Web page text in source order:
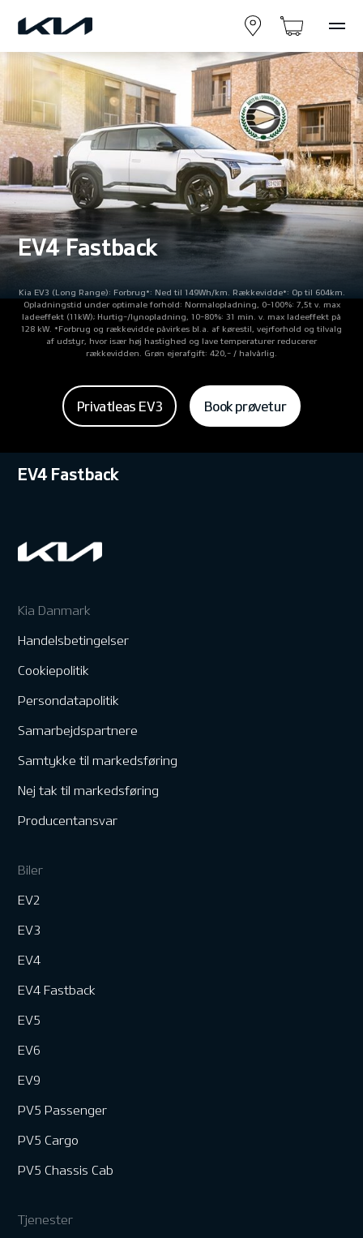
EV4 Fastback
Kia EV3 (Long Range): Forbrug*: Ned til 149Wh/km. Rækkevidde*: Op til 604km.
Opladningstid under optimale forhold: Normalopladning, 0-100%: 7,5t v. max
ladeeffekt (11kW); Hurtig-/lynopladning, 10-80%: 31 min. v. max ladeeffekt på
128 kW. *Forbrug og rækkevidde påvirkes bl.a. af kørestil, vejrforhold og tilvalg
af udstyr, hvor især høj hastighed og lave temperaturer reducerer
rækkevidden. Grøn ejerafgift: 420,- / halvårlig.
Privatleas EV3 Book prøvetur
EV4 Fastback
Kia Danmark
Handelsbetingelser
Cookiepolitik
Persondatapolitik
Samarbejdspartnere
Samtykke til markedsføring
Nej tak til markedsføring
Producentansvar
Biler
EV2
EV3
EV4
EV4 Fastback
EV5
EV6
EV9
PV5 Passenger
PV5 Cargo
PV5 Chassis Cab
Tjenester